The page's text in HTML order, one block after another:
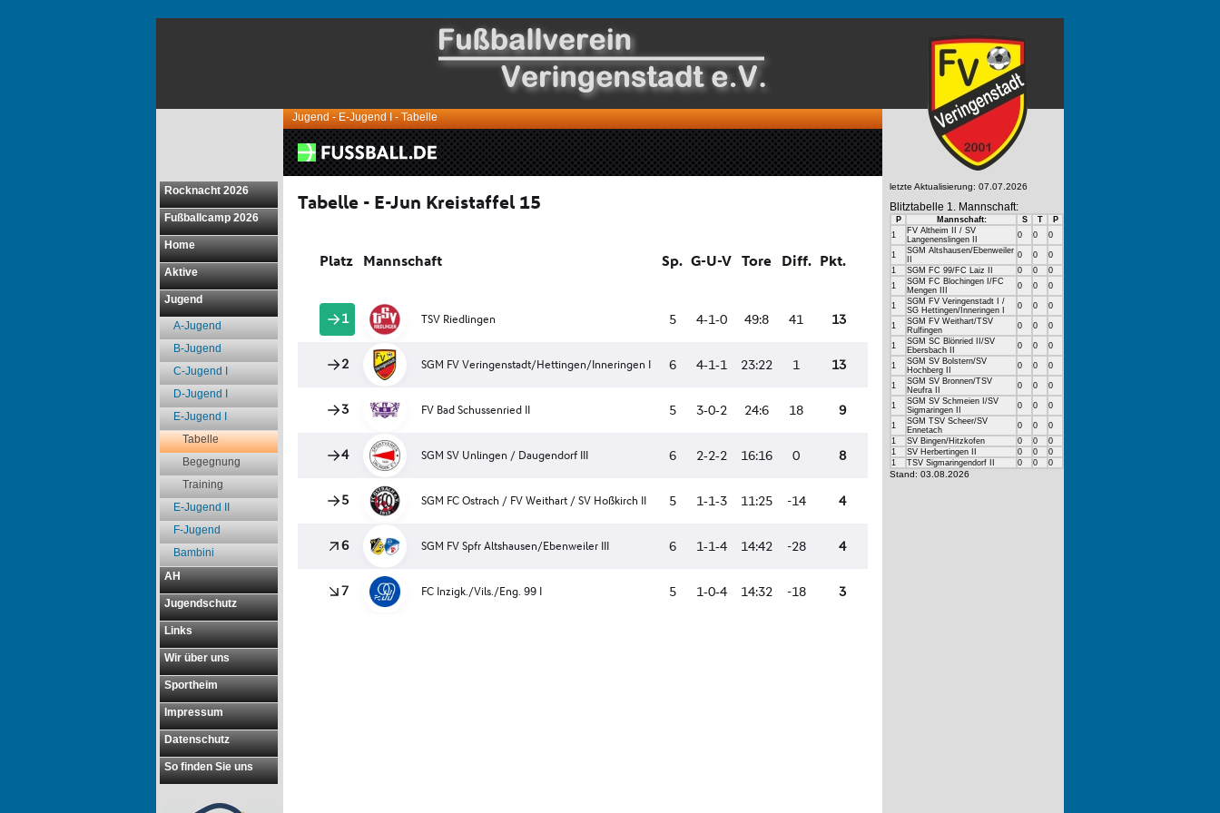
Rocknacht 2026
Fußballcamp 2026
Home
Aktive
Jugend
A-Jugend
B-Jugend
C-Jugend I
D-Jugend I
E-Jugend I
Tabelle
Begegnung
Training
E-Jugend II
F-Jugend
Bambini
AH
Jugendschutz
Links
Wir über uns
Sportheim
Impressum
Datenschutz
So finden Sie uns
Jugend - E-Jugend I - Tabelle
letzte Aktualisierung: 07.07.2026
Blitztabelle 1. Mannschaft:
P Mannschaft: S T
P
1
FV Altheim II / SV
Langenenslingen II
0 0 0
1
SGM Altshausen/Ebenweiler 0 0
0
1
SGM FC 99/FC Laiz II 0 0
0
1
SGM FC Blochingen I/FC
Mengen III
0 0 0
1
SGM FV Veringenstadt I /
SG Hettingen/Inneringen I
0 0 0
1
SGM FV Weithart/TSV
Rulfingen
0 0 0
1
SGM SC Blönried II/SV
Ebersbach II
0 0 0
1
SGM SV Bolstern/SV
Hochberg II
0 0 0
1
SGM SV Bronnen/TSV
Neufra II
0 0 0
1
SGM SV Schmeien I/SV
Sigmaringen II
0 0 0
1
SGM TSV Scheer/SV
Ennetach
0 0
0
1
SV Bingen/Hitzkofen 0 0
0
1
SV Herbertingen II 0 0
0
1
TSV Sigmaringendorf II 0 0 0
Stand: 03.08.2026